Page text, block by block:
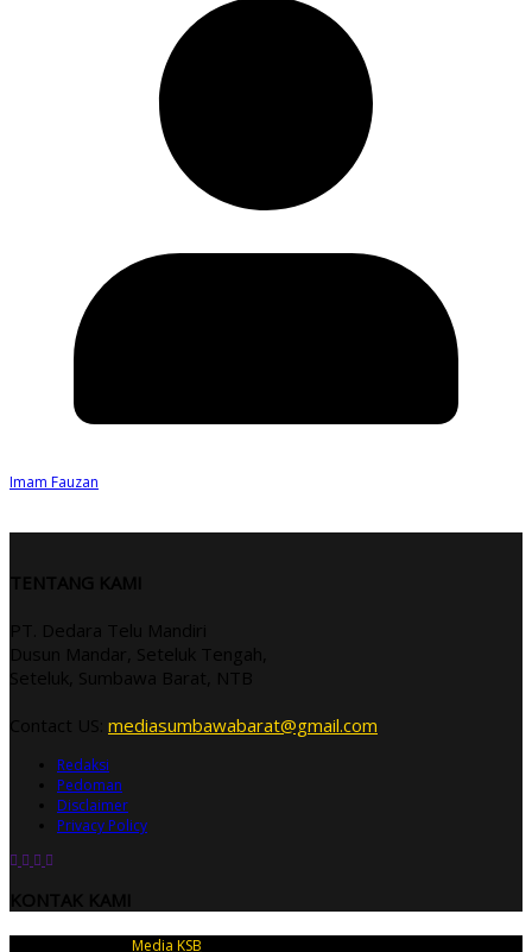
Imam Fauzan
TENTANG KAMI
PT. Dedara Telu Mandiri
Dusun Mandar, Seteluk Tengah,
Seteluk, Sumbawa Barat, NTB
Contact US: mediasumbawabarat@gmail.com
Redaksi
Pedoman
Disclaimer
Privacy Policy
KONTAK KAMI
Media KSB